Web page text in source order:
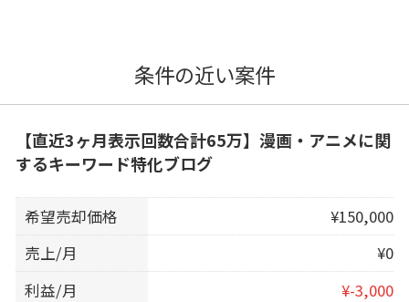
条件の近い案件
【直近3ヶ月表示回数合計65万】漫画・アニメに関
するキーワード特化ブログ
希望売却価格
¥150,000
売上/月
¥0
利益/月
¥-3,000